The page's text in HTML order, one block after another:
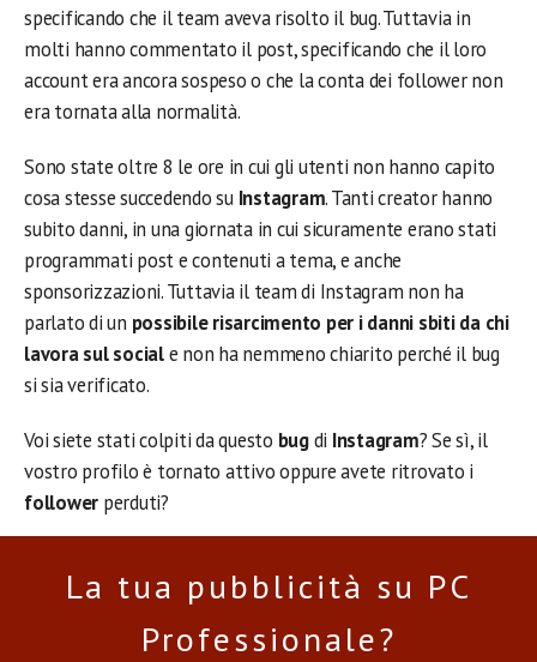
specificando che il team aveva risolto il bug. Tuttavia in
molti hanno commentato il post, specificando che il loro
account era ancora sospeso o che la conta dei follower non
era tornata alla normalità.
Sono state oltre 8 le ore in cui gli utenti non hanno capito
cosa stesse succedendo su Instagram. Tanti creator hanno
subito danni, in una giornata in cui sicuramente erano stati
programmati post e contenuti a tema, e anche
sponsorizzazioni. Tuttavia il team di Instagram non ha
parlato di un possibile risarcimento per i danni sbiti da chi
lavora sul sociale non ha nemmeno chiarito perché il bug
si sia verificato.
Voi siete stati colpiti da questo bugdi Instagram? Se sì, il
vostro profilo è tornato attivo oppure avete ritrovato i
follower perduti?
La tua pubblicità su PC
Professionale?